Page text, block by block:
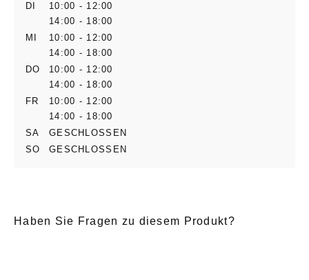
DI
10:00 - 12:00
14:00 - 18:00
MI
10:00 - 12:00
14:00 - 18:00
DO
10:00 - 12:00
14:00 - 18:00
FR
10:00 - 12:00
14:00 - 18:00
SA
GESCHLOSSEN
SO
GESCHLOSSEN
Haben Sie Fragen zu diesem Produkt?